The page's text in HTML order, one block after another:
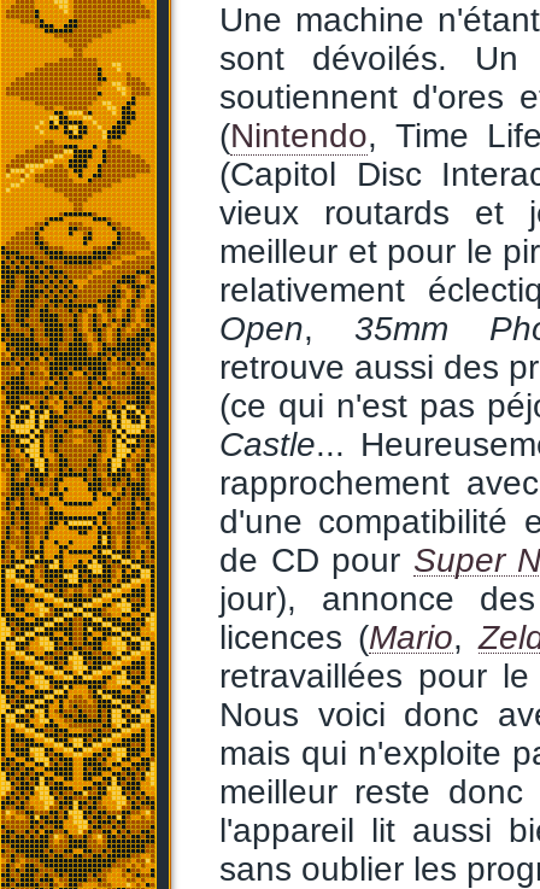
Une machine
sont dévoilés.
soutiennent d'ores
(Nintendo, Time
(Capitol Disc
vieux routards et
meilleur et pour le
relativement
Open, 35mm
retrouve aussi des
(ce qui n'est pas
Castle...
rapprochement
d'une compatibilité
de CD pour Super
jour), annonce
licences (Mario,
retravaillées pour
Nous voici donc
mais qui n'exploite
meilleur reste
l'appareil lit aussi
sans oublier les